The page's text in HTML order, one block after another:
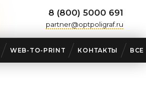
8 (800) 5000 691
partner@optpoligraf.ru
WEB-TO-PRINT КОНТАКТЫ ВСЕ